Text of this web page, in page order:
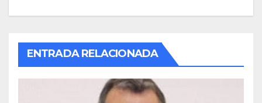
ENTRADA RELACIONADA